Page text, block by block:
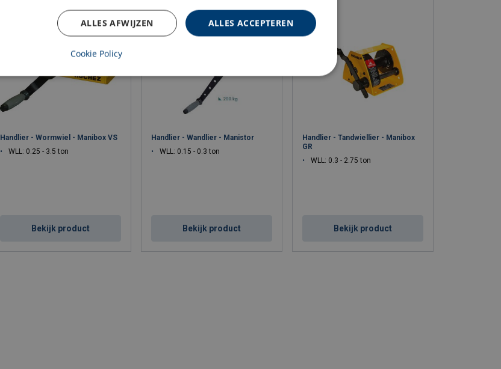
Handlier - Wormwiel - Manibox VS
WLL: 0.25 - 3.5 ton
Bekijk product
Handlier - Wandlier - Manistor
WLL: 0.15 - 0.3 ton
Bekijk product
Handlier - Tandwiellier - Manibox
GR
WLL: 0.3 - 2.75 ton
Bekijk product
ALLES ACCEPTEREN
ALLES AFWIJZEN
Cookie Policy